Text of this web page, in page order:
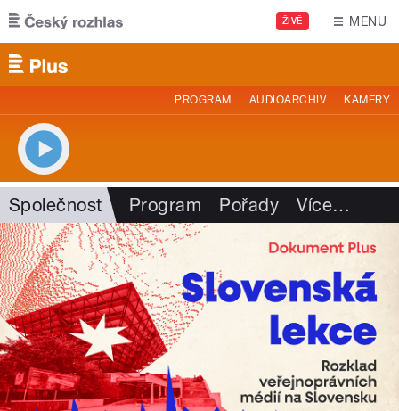
Přejít k hlavnímu obsahu
ŽIVĚ MENU
PROGRAM AUDIOARCHIV KAMERY
Společnost Program Pořady Více…